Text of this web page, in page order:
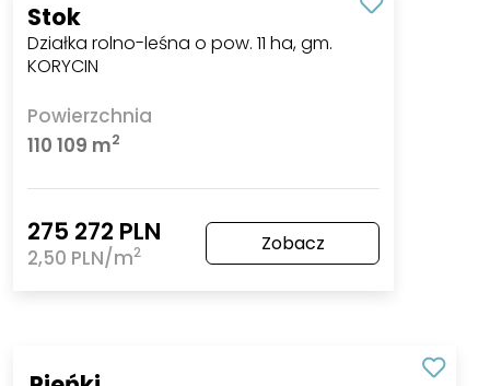
Stok
Działka rolno-leśna o pow. 11 ha, gm.
KORYCIN
Powierzchnia
110 109 m2
275 272 PLN
2,50 PLN/m2 Zobacz